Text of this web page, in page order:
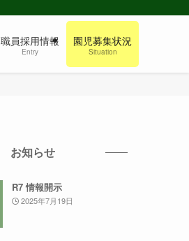
職員採用情報
Entry
園児募集状況
Situation
お知らせ
R7 情報開示
2025年7月19日